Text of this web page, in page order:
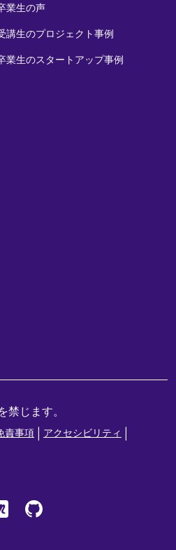
業生の声
講生のプロジェクト事例
業生のスタートアップ事例
じます。
責事項 アクセシビリティ